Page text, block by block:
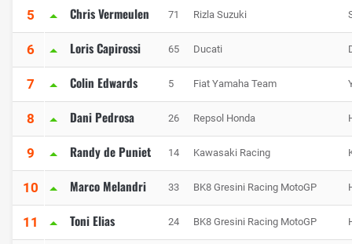
5 Chris Vermeulen 71 Rizla Suzuki
6 Loris Capirossi 65 Ducati
7 Colin Edwards 5 Fiat Yamaha Team
8 Dani Pedrosa 26 Repsol Honda
9 Randy de Puniet 14 Kawasaki Racing
10 Marco Melandri 33 BK8 Gresini Racing MotoGP
11 Toni Elias 24 BK8 Gresini Racing MotoGP